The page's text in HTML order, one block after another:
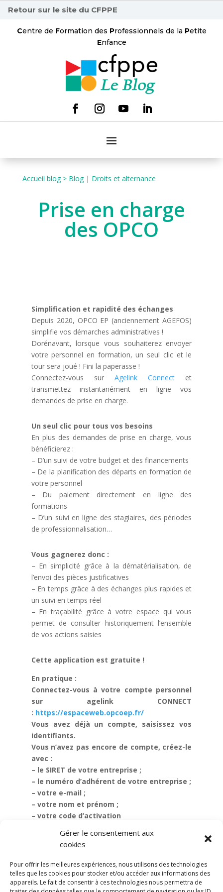
Gérer le consentement aux
cookies
Pour offrir les meilleures expériences, nous utilisons des technologies
telles que les cookies pour stocker et/ou accéder aux informations des
appareils. Le fait de consentir à ces technologies nous permettra de
Retour sur le site du CFPPE
Centre de Formation des Professionnels de la Petite
Enfance
Accueil blog > Blog| Droits et alternance
Prise en charge
des OPCO
Simplification et rapidité des échanges
Depuis 2020, OPCO EP (anciennement AGEFOS)
simplifie vos démarches administratives !
Dorénavant, lorsque vous souhaiterez envoyer
votre personnel en formation, un seul clic et le
tour sera joué ! Fini la paperasse !
Connectez-vous sur Agelink Connect et
transmettez instantanément en ligne vos
demandes de prise en charge.
Un seul clic pour tous vos besoins
En plus des demandes de prise en charge, vous
bénéficierez :
– D’un suivi de votre budget et des financements
– De la planification des départs en formation de
votre personnel
– Du paiement directement en ligne des
formations
– D’un suivi en ligne des stagiaires, des périodes
de professionnalisation…
Vous gagnerez donc :
– En simplicité grâce à la dématérialisation, de
l’envoi des pièces justificatives
– En temps grâce à des échanges plus rapides et
un suivi en temps réel
– En traçabilité grâce à votre espace qui vous
permet de consulter historiquement l’ensemble
de vos actions saisies
Cette application est gratuite !
En pratique :
Connectez-vous à votre compte personnel
sur agelink CONNECT
: https://espaceweb.opcoep.fr/
Vous avez déjà un compte, saisissez vos
identifiants.
Vous n’avez pas encore de compte, créez-le
avec :
– le SIRET de votre entreprise ;
– le numéro d’adhérent de votre entreprise ;
– votre e-mail ;
– votre nom et prénom ;
– votre code d’activation
long de l’année si vous avez des questions
support-connect@agefos-pme.com